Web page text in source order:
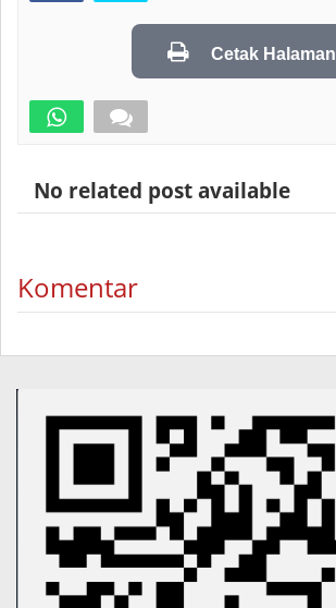
Cetak Halaman
No related post available
Komentar